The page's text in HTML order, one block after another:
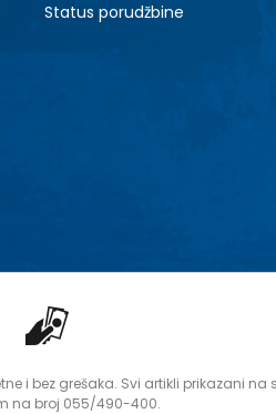
Status porudžbine
i bez grešaka. Svi artikli prikazani na
na broj 055/490-400.